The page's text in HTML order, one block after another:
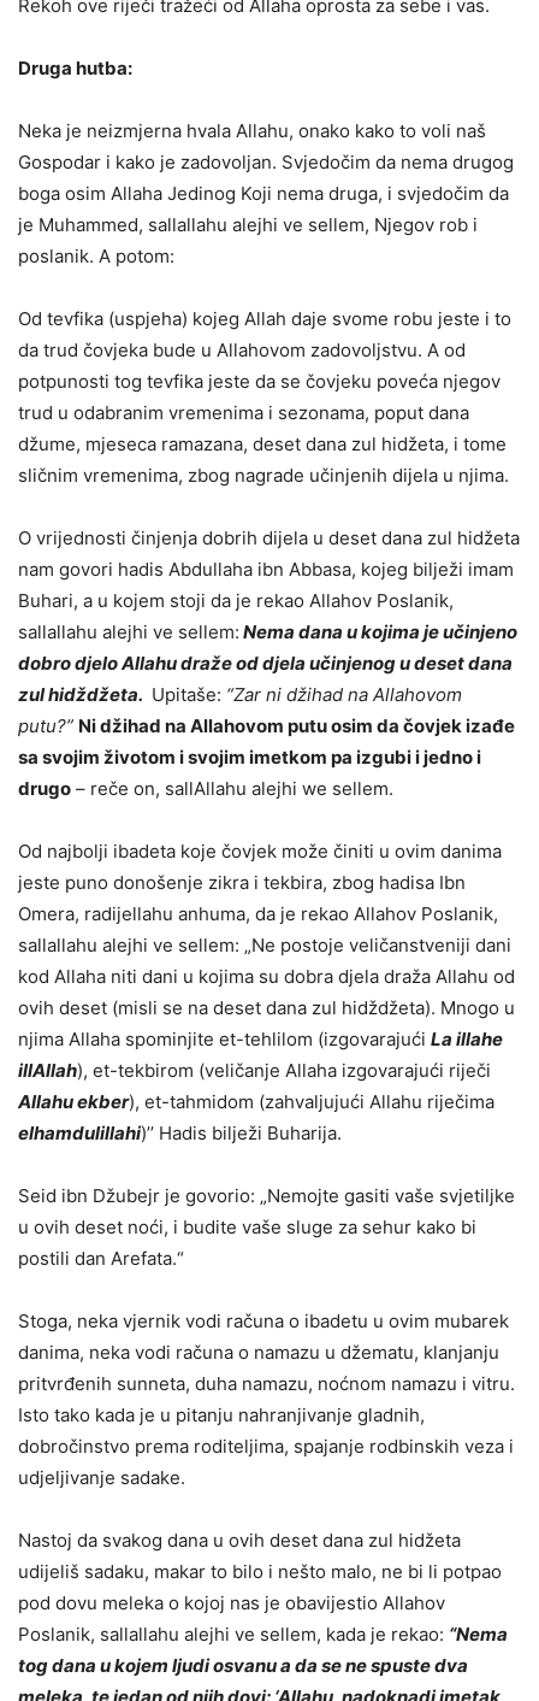
Rekoh ove riječi tražeći od Allaha oprosta za sebe i vas.
Druga hutba:
Neka je neizmjerna hvala Allahu, onako kako to voli naš
Gospodar i kako je zadovoljan. Svjedočim da nema drugog
boga osim Allaha Jedinog Koji nema druga, i svjedočim da
je Muhammed, sallallahu alejhi ve sellem, Njegov rob i
poslanik. A potom:
Od tevfika (uspjeha) kojeg Allah daje svome robu jeste i to
da trud čovjeka bude u Allahovom zadovoljstvu. A od
potpunosti tog tevfika jeste da se čovjeku poveća njegov
trud u odabranim vremenima i sezonama, poput dana
džume, mjeseca ramazana, deset dana zul hidžeta, i tome
sličnim vremenima, zbog nagrade učinjenih dijela u njima.
O vrijednosti činjenja dobrih dijela u deset dana zul hidžeta
nam govori hadis Abdullaha ibn Abbasa, kojeg bilježi imam
Buhari, a u kojem stoji da je rekao Allahov Poslanik,
sallallahu alejhi ve sellem: Nema dana u kojima je učinjeno
dobro djelo Allahu draže od djela učinjenog u deset dana
zul hidždžeta. Upitaše: “Zar ni džihad na Allahovom
putu?” Ni džihad na Allahovom putu osim da čovjek izađe
sa svojim životom i svojim imetkom pa izgubi i jedno i
drugo – reče on, sallAllahu alejhi we sellem.
Od najbolji ibadeta koje čovjek može činiti u ovim danima
jeste puno donošenje zikra i tekbira, zbog hadisa Ibn
Omera, radijellahu anhuma, da je rekao Allahov Poslanik,
sallallahu alejhi ve sellem: „Ne postoje veličanstveniji dani
kod Allaha niti dani u kojima su dobra djela draža Allahu od
ovih deset (misli se na deset dana zul hidždžeta). Mnogo u
njima Allaha spominjite et-tehlilom (izgovarajući La illahe
illAllah), et-tekbirom (veličanje Allaha izgovarajući riječi
Allahu ekber), et-tahmidom (zahvaljujući Allahu riječima
elhamdulillahi)’’ Hadis bilježi Buharija.
Seid ibn Džubejr je govorio: „Nemojte gasiti vaše svjetiljke
u ovih deset noći, i budite vaše sluge za sehur kako bi
postili dan Arefata.“
Stoga, neka vjernik vodi računa o ibadetu u ovim mubarek
danima, neka vodi računa o namazu u džematu, klanjanju
pritvrđenih sunneta, duha namazu, noćnom namazu i vitru.
Isto tako kada je u pitanju nahranjivanje gladnih,
dobročinstvo prema roditeljima, spajanje rodbinskih veza i
udjeljivanje sadake.
Nastoj da svakog dana u ovih deset dana zul hidžeta
udijeliš sadaku, makar to bilo i nešto malo, ne bi li potpao
pod dovu meleka o kojoj nas je obavijestio Allahov
Poslanik, sallallahu alejhi ve sellem, kada je rekao: “Nema
tog dana u kojem ljudi osvanu a da se ne spuste dva